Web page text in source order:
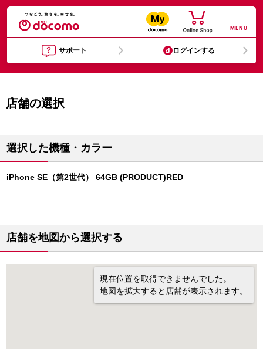
MENU
サポート ログインする
店舗の選択
選択した機種・カラー
iPhone SE（第2世代） 64GB (PRODUCT)RED
店舗を地図から選択する
現在位置を取得できませんでした。
地図を拡大すると店舗が表示されます。